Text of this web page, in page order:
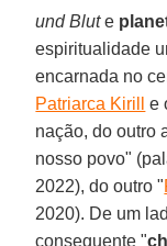
und Blute
espiritualidade
encarnada no
Patriarca Kirill
e
nação, do outro
nosso povo"
2022), do outro "
2020). De um
consequente "